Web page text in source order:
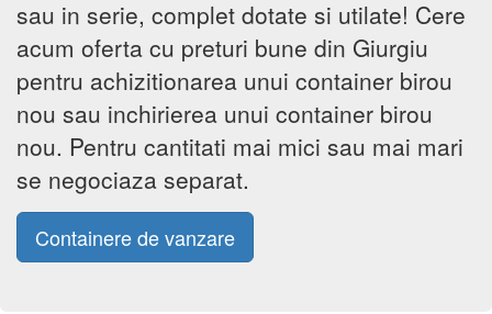
sau in serie, complet dotate si utilate! Cere
acum oferta cu preturi bune din Giurgiu
pentru achizitionarea unui container birou
nou sau inchirierea unui container birou
nou. Pentru cantitati mai mici sau mai mari
se negociaza separat.
Containere de vanzare